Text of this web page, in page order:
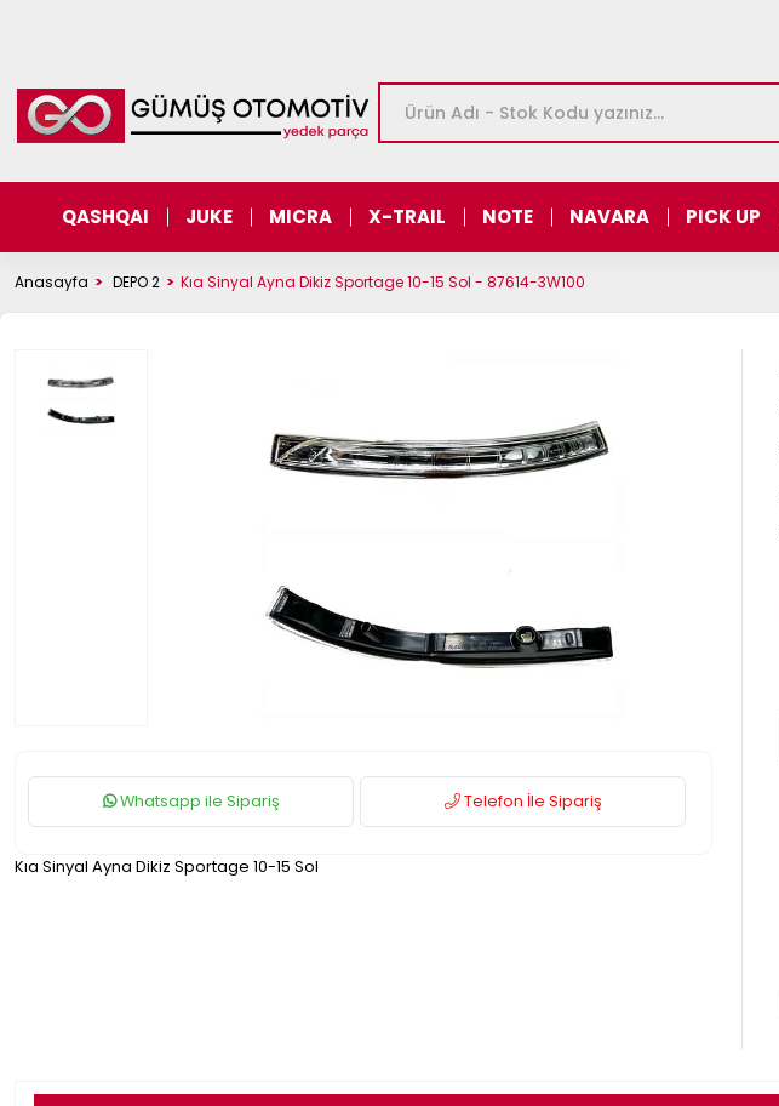
QASHQAI JUKE MICRA X-TRAIL NOTE NAVARA PICK UP
Anasayfa DEPO 2 Kıa Sinyal Ayna Dikiz Sportage 10-15 Sol - 87614-3W100
Whatsapp ile Sipariş Telefon İle Sipariş
Kıa Sinyal Ayna Dikiz Sportage 10-15 Sol